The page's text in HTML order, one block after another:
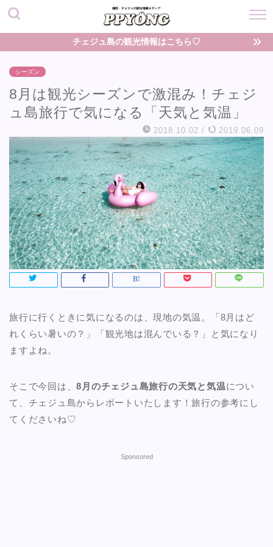
チェジュ島の観光情報はこちら♡
シーズン
8月は観光シーズンで激混み！チェジ
ュ島旅行で気になる「天気と気温」
2018.10.02 / 2019.06.09
旅行に行くときに気になるのは、現地の気温。「8月はど
れくらい暑いの？」「観光地は混んでいる？」と気になり
ますよね。
そこで今回は、8月のチェジュ島旅行の天気と気温につい
て、チェジュ島からレポートいたします！旅行の参考にし
てくださいね♡
Sponsored